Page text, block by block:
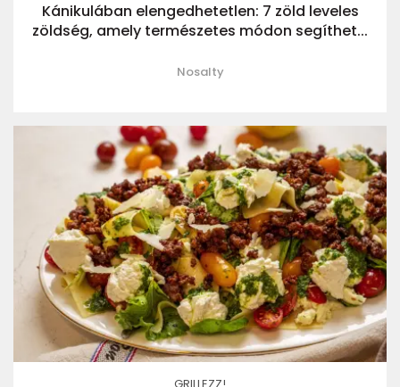
Kánikulában elengedhetetlen: 7 zöld leveles
zöldség, amely természetes módon segíthet...
Nosalty